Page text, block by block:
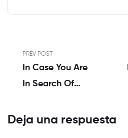
PREV POST
In Case You Are
In Search Of
Tinder Will Not
Deja una respuesta